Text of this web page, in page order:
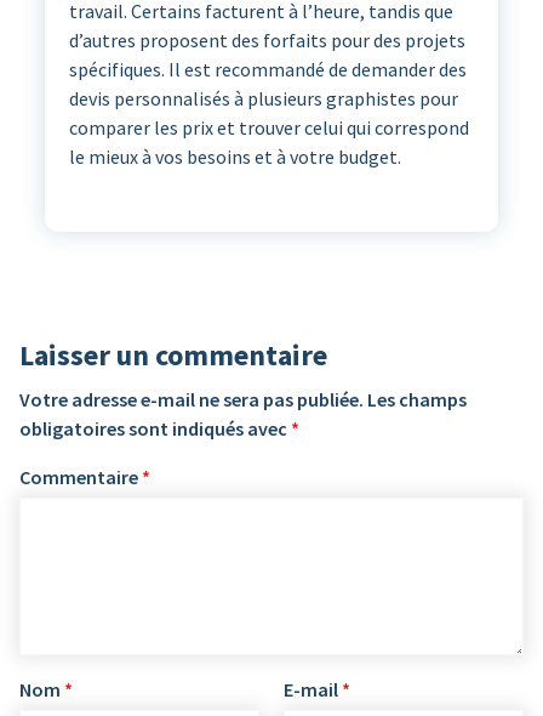
travail. Certains facturent à l’heure, tandis que
d’autres proposent des forfaits pour des projets
spécifiques. Il est recommandé de demander des
devis personnalisés à plusieurs graphistes pour
comparer les prix et trouver celui qui correspond
le mieux à vos besoins et à votre budget.
Laisser un commentaire
Votre adresse e-mail ne sera pas publiée. Les champs
obligatoires sont indiqués avec *
Commentaire *
Nom * E-mail *